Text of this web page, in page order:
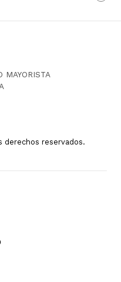
MAYORISTA
derechos reservados.